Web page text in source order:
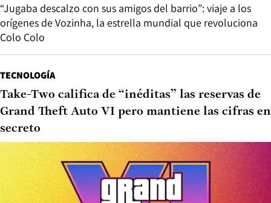
“Jugaba descalzo con sus amigos del barrio”: viaje a los
orígenes de Vozinha, la estrella mundial que revoluciona
Colo Colo
TECNOLOGÍA
Take-Two califica de “inéditas” las reservas de
Grand Theft Auto VI pero mantiene las cifras en
secreto